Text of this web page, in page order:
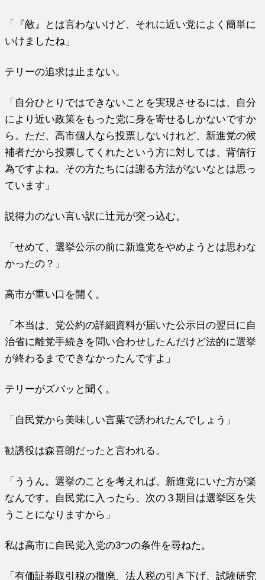
「『敵』とは言わないけど、それに近い党によく簡単に
いけましたね」
テリーの追求は止まない。
「自分ひとりではできないことを実現させるには、自分
により近い政策をもった党に身を寄せるしかないですか
ら。ただ、高市個人なら投票しないけれど、新進党の候
補者だから投票してくれたという方に対しては、背信行
為ですよね。その方たちには謝る方法がないなとは思っ
ています」
説得力のない言い訳に辻元が突っ込む。
「せめて、選挙公示の前に新進党をやめようとは思わな
かったの？」
高市が重い口を開く。
「本当は、党公約の詳細資料が届いた公示日の翌日に自
治省に離党手続きを問い合わせしたんだけど法的に選挙
が終わるまでできなかったんですよ」
テリーがズバッと聞く。
「自民党から美味しい言葉で誘われたんでしょう」
勧誘役は森喜朗だったと言われる。
「ううん。選挙のことを考えれば、新進党にいた方が楽
なんです。自民党に入ったら、次の３期目は選挙区を失
うことになりますから」
私は高市に自民党入党の3つの条件を尋ねた。
「有価証券取引税の撤廃、法人税の引き下げ、試験研究